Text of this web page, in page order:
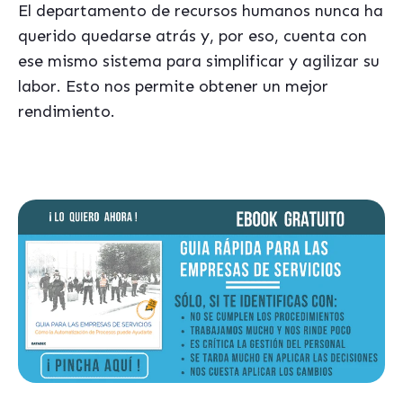
El departamento de recursos humanos nunca ha
querido quedarse atrás y, por eso, cuenta con
ese mismo sistema para simplificar y agilizar su
labor. Esto nos permite obtener un mejor
rendimiento.